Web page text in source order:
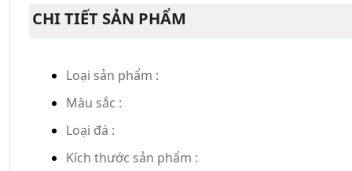
CHI TIẾT SẢN PHẨM
Loại sản phẩm :
Màu sắc :
Loại đá :
Kích thước sản phẩm :